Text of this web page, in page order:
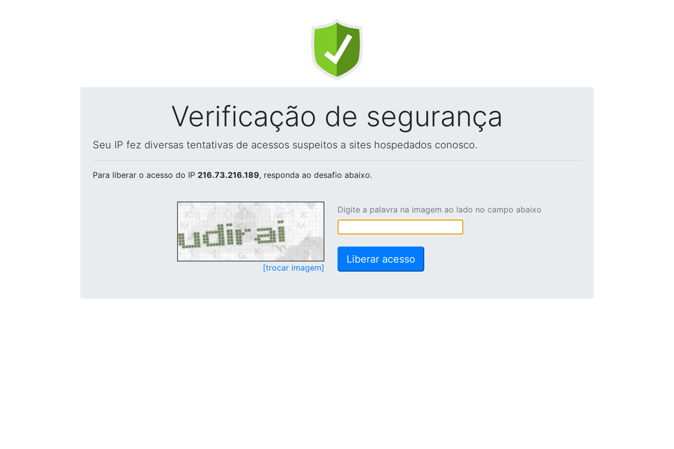
Verificação de segurança
Seu IP fez diversas tentativas de acessos suspeitos a sites hospedados conosco.
Para liberar o acesso do IP 216.73.216.189, responda ao desafio abaixo.
[trocar imagem]
Digite a palavra na imagem ao lado no campo abaixo